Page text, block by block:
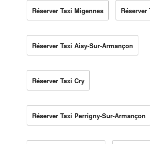
Réserver Taxi Migennes Réserver
Réserver Taxi Aisy-Sur-Armançon
Réserver Taxi Cry
Réserver Taxi Perrigny-Sur-Armançon